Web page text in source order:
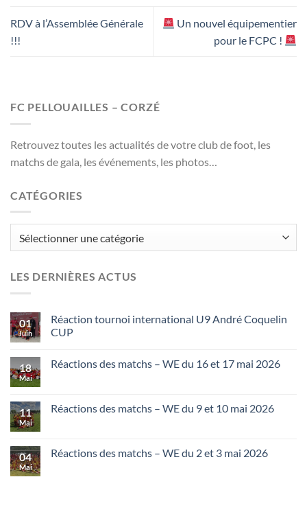
RDV à l’Assemblée Générale
!!!
Un nouvel équipementier
pour le FCPC !
FC PELLOUAILLES – CORZÉ
Retrouvez toutes les actualités de votre club de foot, les
matchs de gala, les événements, les photos…
CATÉGORIES
LES DERNIÈRES ACTUS
01
Juin
Réaction tournoi international U9 André Coquelin
CUP
18
Mai
Réactions des matchs – WE du 16 et 17 mai 2026
11
Mai
Réactions des matchs – WE du 9 et 10 mai 2026
04
Mai
Réactions des matchs – WE du 2 et 3 mai 2026